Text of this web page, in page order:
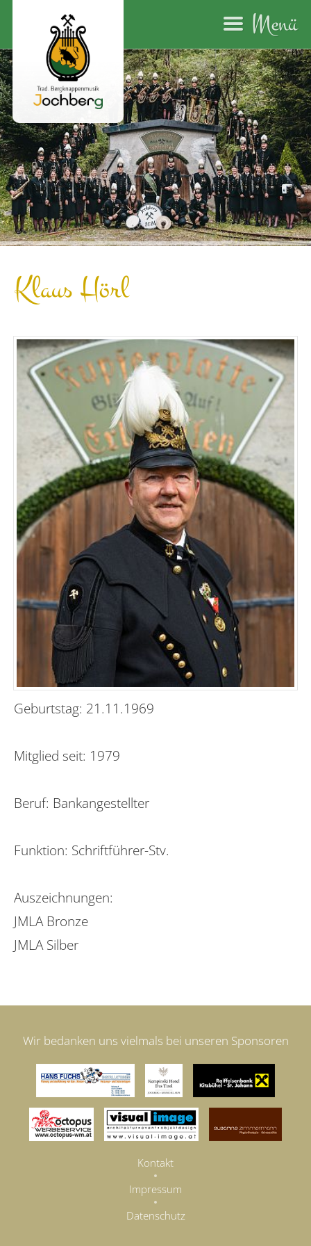
Menü
Klaus Hörl
Geburtstag: 21.11.1969
Mitglied seit: 1979
Beruf: Bankangestellter
Funktion: Schriftführer-Stv.
Auszeichnungen:
JMLA Bronze
JMLA Silber
Wir bedanken uns vielmals bei unseren Sponsoren
Kontakt
Impressum
Datenschutz